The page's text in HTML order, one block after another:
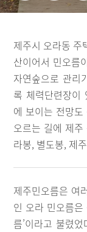
제주시 오라동 주
산이어서 민오름
자연숲으로 관리
록 체력단련장이
에 보이는 전망
오르는 길에 제
라봉, 별도봉, 제
제주민오름은 여
인 오라 민오름
름’이라고 불렸